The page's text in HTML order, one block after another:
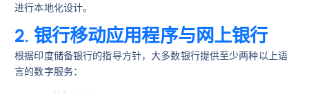
进行本地化设计。
2. 银行移动应用程序与网上银行
根据印度储备银行的指导方针，大多数银行提供至少两种以上语
言的数字服务：